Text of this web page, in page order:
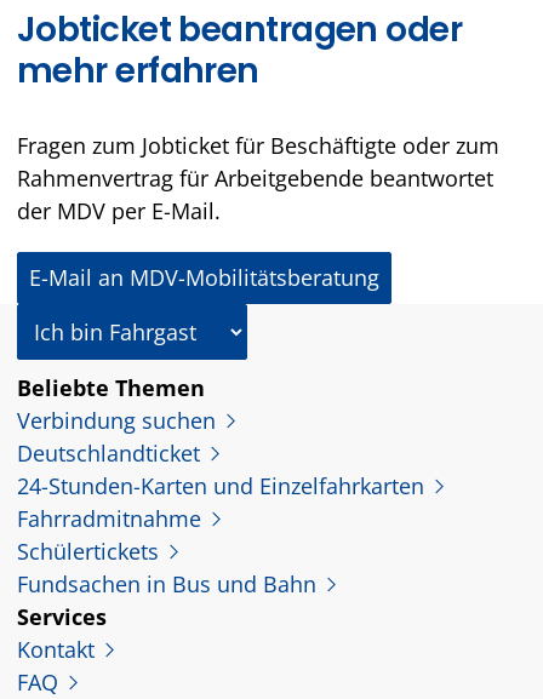
Jobticket beantragen oder
mehr erfahren
Fragen zum Jobticket für Beschäftigte oder zum
Rahmenvertrag für Arbeitgebende beantwortet
der MDV per E-Mail.
E-Mail an MDV-Mobilitätsberatung
In welcher Rolle nutzen Sie dieses Angebot?
Beliebte Themen
Verbindung suchen
Deutschlandticket
24-Stunden-Karten und Einzelfahrkarten
Fahrradmitnahme
Schülertickets
Fundsachen in Bus und Bahn
Services
Kontakt
FAQ